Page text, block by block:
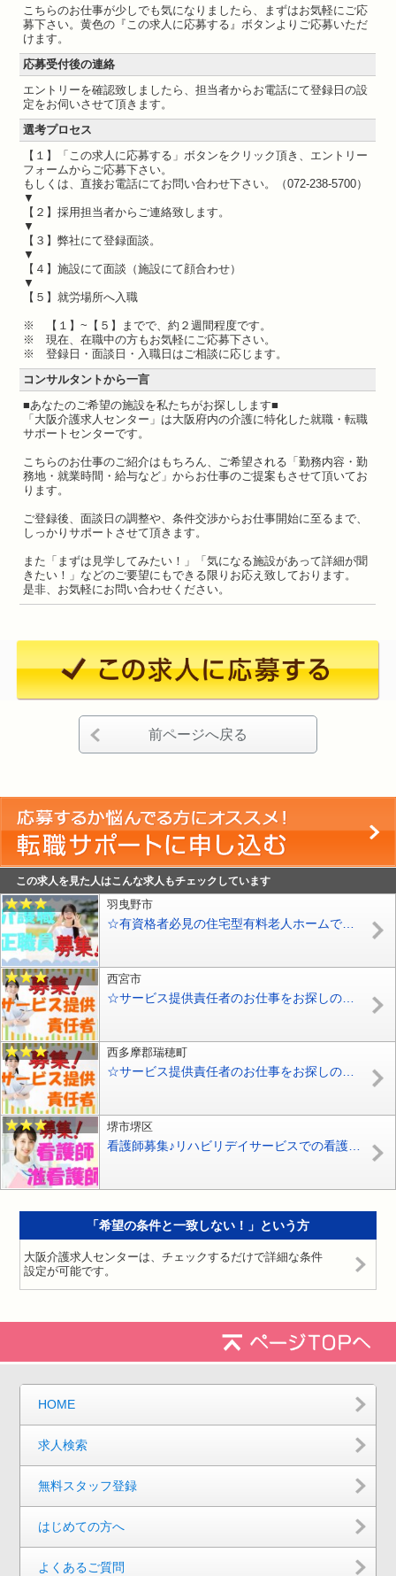
こちらのお仕事が少しでも気になりましたら、まずはお気軽にご応
募下さい。黄色の『この求人に応募する』ボタンよりご応募いただ
けます。
応募受付後の連絡
エントリーを確認致しましたら、担当者からお電話にて登録日の設
定をお伺いさせて頂きます。
選考プロセス
【１】「この求人に応募する」ボタンをクリック頂き、エントリー
フォームからご応募下さい。
もしくは、直接お電話にてお問い合わせ下さい。（072-238-5700）
▼
【２】採用担当者からご連絡致します。
▼
【３】弊社にて登録面談。
▼
【４】施設にて面談（施設にて顔合わせ）
▼
【５】就労場所へ入職
※ 【１】~【５】までで、約２週間程度です。
※ 現在、在職中の方もお気軽にご応募下さい。
※ 登録日・面談日・入職日はご相談に応じます。
コンサルタントから一言
■あなたのご希望の施設を私たちがお探しします■
「大阪介護求人センター」は大阪府内の介護に特化した就職・転職
サポートセンターです。
こちらのお仕事のご紹介はもちろん、ご希望される「勤務内容・勤
務地・就業時間・給与など」からお仕事のご提案もさせて頂いてお
ります。
ご登録後、面談日の調整や、条件交渉からお仕事開始に至るまで、
しっかりサポートさせて頂きます。
また「まずは見学してみたい！」「気になる施設があって詳細が聞
きたい！」などのご要望にもできる限りお応え致しております。
是非、お気軽にお問い合わせください。
前ページへ戻る
この求人を見た人はこんな求人もチェックしています
羽曳野市
西宮市
西多摩郡瑞穂町
堺市堺区
「希望の条件と一致しない！」という方
大阪介護求人センターは、チェックするだけで詳細な条件
設定が可能です。
HOME
求人検索
無料スタッフ登録
はじめての方へ
よくあるご質問